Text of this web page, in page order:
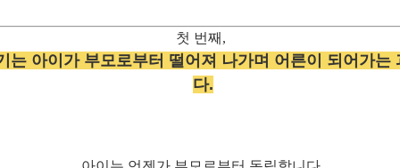
첫 번째,
는 아이가 부모로부터 떨어져 나가며 어른이 되어가는
다.